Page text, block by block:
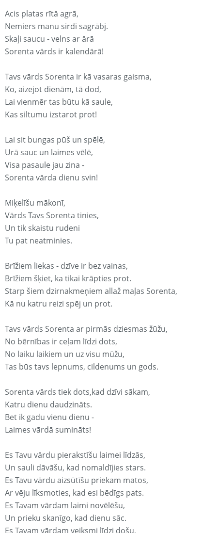
Acis platas rītā agrā,
Nemiers manu sirdi sagrābj.
Skaļi saucu - velns ar ārā
Sorenta vārds ir kalendārā!
Tavs vārds Sorenta ir kā vasaras gaisma,
Ko, aizejot dienām, tā dod,
Lai vienmēr tas būtu kā saule,
Kas siltumu izstarot prot!
Lai sit bungas pūš un spēlē,
Urā sauc un laimes vēlē,
Visa pasaule jau zina -
Sorenta vārda dienu svin!
Miķelīšu mākonī,
Vārds Tavs Sorenta tinies,
Un tik skaistu rudeni
Tu pat neatminies.
Brīžiem liekas - dzīve ir bez vainas,
Brīžiem šķiet, ka tikai krāpties prot.
Starp šiem dzirnakmeņiem allaž maļas Sorenta,
Kā nu katru reizi spēj un prot.
Tavs vārds Sorenta ar pirmās dziesmas žūžu,
No bērnības ir ceļam līdzi dots,
No laiku laikiem un uz visu mūžu,
Tas būs tavs lepnums, cildenums un gods.
Sorenta vārds tiek dots,kad dzīvi sākam,
Katru dienu daudzināts.
Bet ik gadu vienu dienu -
Laimes vārdā sumināts!
Es Tavu vārdu pierakstīšu laimei līdzās,
Un sauli dāvāšu, kad nomaldījies stars.
Es Tavu vārdu aizsūtīšu priekam matos,
Ar vēju līksmoties, kad esi bēdīgs pats.
Es Tavam vārdam laimi novēlēšu,
Un prieku skanīgo, kad dienu sāc.
Es Tavam vārdam veiksmi līdzi došu,